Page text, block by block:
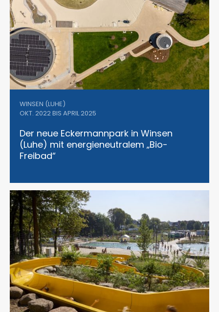
WINSEN (LUHE)
OKT. 2022 BIS APRIL 2025
Der neue Eckermannpark in Winsen
(Luhe) mit energieneutralem „Bio-
Freibad“